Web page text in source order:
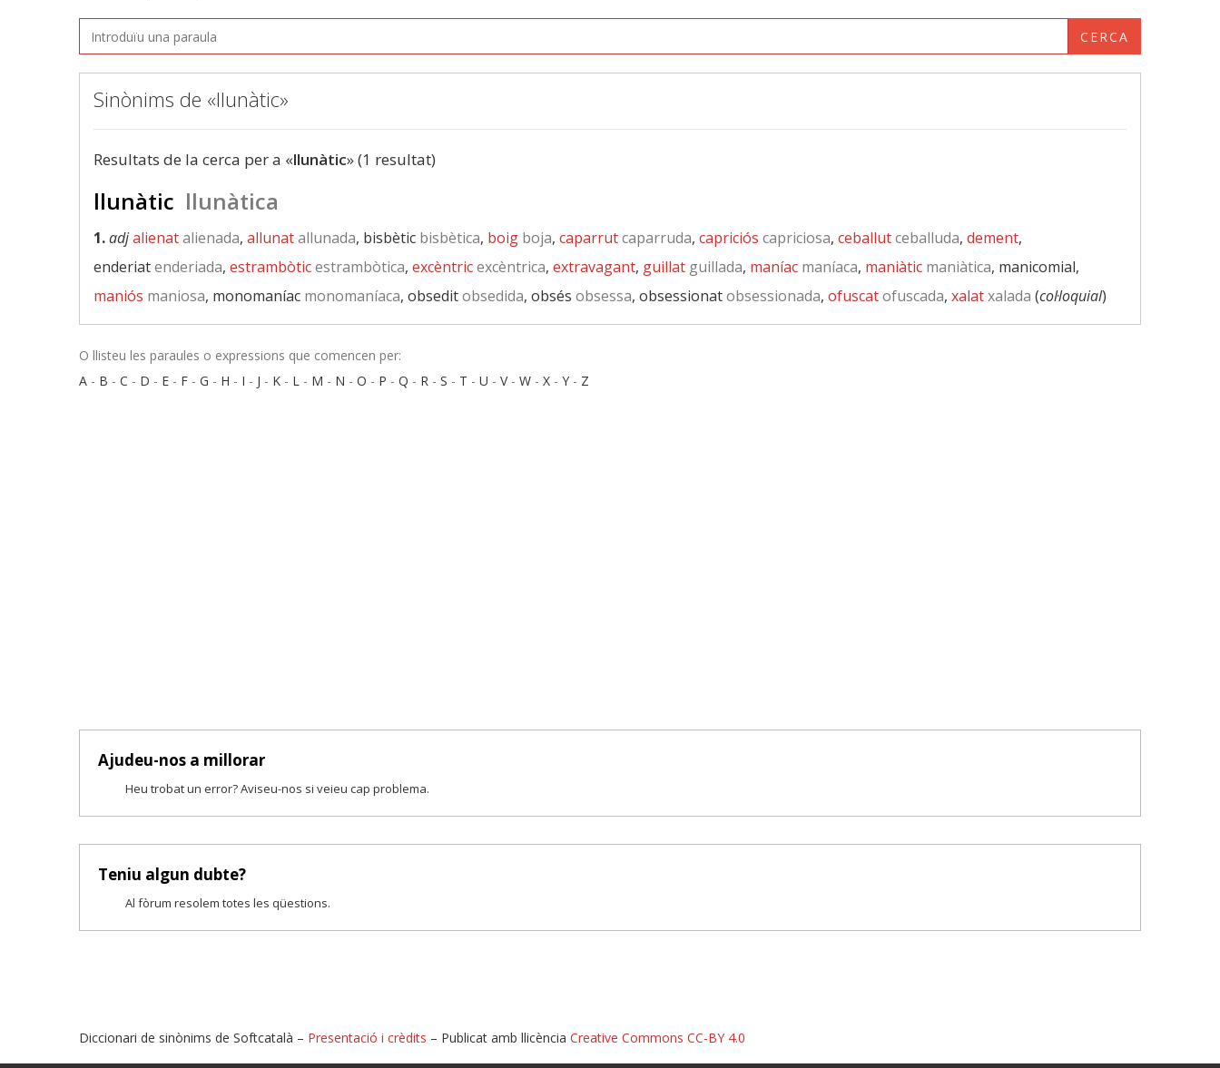
CERCA
Sinònims de «llunàtic»
Resultats de la cerca per a «llunàtic» (1 resultat)
llunàtic llunàtica
1.adjalienatalienada, allunatallunada, bisbètic bisbètica, boig boja, caparrutcaparruda, capriciós capriciosa, ceballutceballuda, dement,
enderiatenderiada, estrambòticestrambòtica, excèntricexcèntrica, extravagant, guillat guillada, maníac maníaca, maniàtic maniàtica, manicomial,
maniós maniosa, monomaníac monomaníaca, obseditobsedida, obsés obsessa, obsessionatobsessionada, ofuscatofuscada, xalatxalada (col·loquial)
O llisteu les paraules o expressions que comencen per:
A - B - C - D - E - F - G - H - I - J - K - L - M - N - O - P - Q - R - S - T - U - V- W - X - Y - Z
Ajudeu-nos a millorar
Heu trobat un error? Aviseu-nos si veieu cap problema.
Teniu algun dubte?
Al fòrum resolem totes les qüestions.
Diccionari de sinònims de Softcatalà – Presentació i crèdits – Publicat amb llicència Creative Commons CC-BY 4.0